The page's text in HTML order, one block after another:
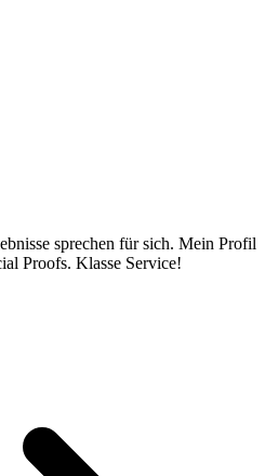
sprechen für sich. Mein Profil
Proofs. Klasse Service!